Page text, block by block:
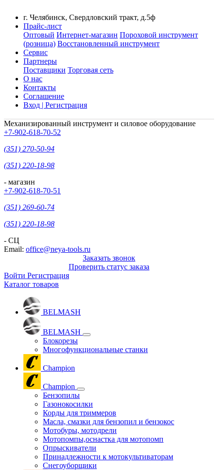
г. Челябинск, Свердловский тракт, д.5ф
Прайс-лист
Оптовый Интернет-магазин Пороховой инструмент
(розница) Восстановленный инструмент
Сервис
Партнеры
Поставщики Торговая сеть
О нас
Контакты
Соглашение
Вход | Регистрация
Механизированный инструмент и силовое оборудование
+7-902-618-70-52
(351) 270-50-94
(351) 220-18-98
- магазин
+7-902-618-70-51
(351) 269-60-74
(351) 220-18-98
- СЦ
Email: office@neya-tools.ru
Заказать звонок
Проверить статус заказа
Войти Регистрация
Каталог товаров
BELMASH
BELMASH
Блокорезы
Многофункциональные станки
Champion
Champion
Бензопилы
Газонокосилки
Корды для триммеров
Масла, смазки для бензопил и бензокос
Мотобуры, мотодрели
Мотопомпы,оснастка для мотопомп
Опрыскиватели
Принадлежности к мотокультиваторам
Снегоуборщики